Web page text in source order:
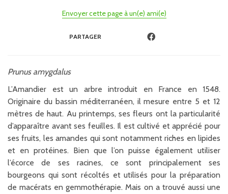
Envoyer cette page à un(e) ami(e)
PARTAGER
Prunus amygdalus
L’Amandier est un arbre introduit en France en 1548.
Originaire du bassin méditerranéen, il mesure entre 5 et 12
mètres de haut. Au printemps, ses fleurs ont la particularité
d’apparaître avant ses feuilles. Il est cultivé et apprécié pour
ses fruits, les amandes qui sont notamment riches en lipides
et en protéines. Bien que l’on puisse également utiliser
l’écorce de ses racines, ce sont principalement ses
bourgeons qui sont récoltés et utilisés pour la préparation
de macérats en gemmothérapie. Mais on a trouvé aussi une